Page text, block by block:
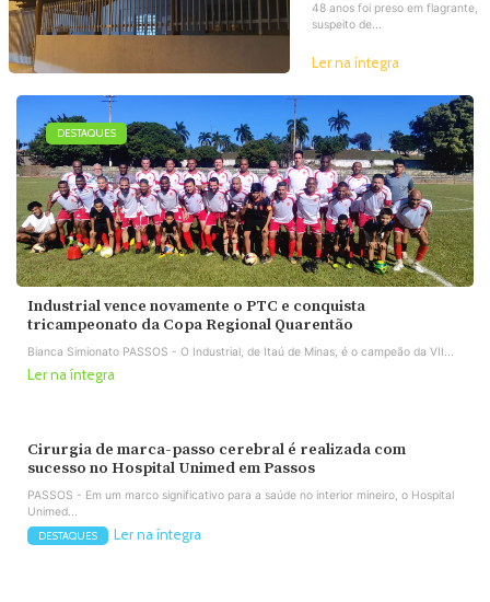
48 anos foi preso em flagrante,
suspeito de...
Ler na íntegra
DESTAQUES
Industrial vence novamente o PTC e conquista
tricampeonato da Copa Regional Quarentão
Bianca Simionato PASSOS - O Industrial, de Itaú de Minas, é o campeão da VII...
Ler na íntegra
Cirurgia de marca-passo cerebral é realizada com
sucesso no Hospital Unimed em Passos
PASSOS - Em um marco significativo para a saúde no interior mineiro, o Hospital
Unimed...
DESTAQUES Ler na íntegra